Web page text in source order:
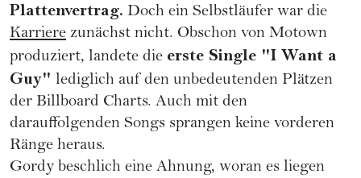
Plattenvertrag. Doch ein Selbstläufer war die
Karriere zunächst nicht. Obschon von Motown
produziert, landete die erste Single "I Want a
Guy" lediglich auf den unbedeutenden Plätzen
der Billboard Charts. Auch mit den
darauffolgenden Songs sprangen keine vorderen
Ränge heraus.
Gordy beschlich eine Ahnung, woran es liegen